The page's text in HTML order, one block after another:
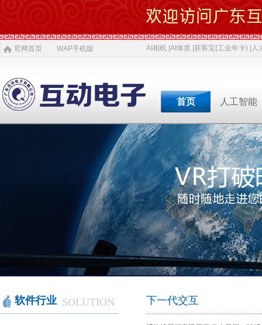
官网首页 WAP手机版 AI相机 | AI体质 | 获客宝(工业年卡) | 人
首页 人工智能
专业软件开发商&
AI 中医体质 获客宝(年卡)
AI 模型芯片 共享内存系统
专业软件开发商&
物理大数据 下一代交互
智慧的运算 企业移动应用
专业软件开发商&
智慧SDK 机器视觉识别
智慧城市 智慧生活
智慧工厂 智慧教育
智慧金融 智慧酒店
智慧机房 智慧社交
图像识别 视频识别 智慧政务
专业软件开发商&
微网站 智慧融合网站
专业软件开发商&
疫情防控产品 高拍仪一体机
HIQY品牌 3D教学智慧黑板
桥梁防撞系统 智慧展示系统
孵化器产品 混合虚拟现实
网站产品 桑达OA
网络设备 LED屏幕 光纤产品
心肺复苏体验系
VR行走平台
专业软件开发商&
ITSS常识 系统集成
Oracle 智慧媒体
职场规则 常规软件应用
数字农业 两化融合
医疗保健 公文写作
摄影艺术 经营管理 家庭教育
专业软件开发商&智
联系我们
智慧投资
投资对象
投资项目
投资合作
人才招聘
职位招聘
新闻
公司
行业
行业
技术
经典
同读
软件行业 SOLUTION 下一代交互